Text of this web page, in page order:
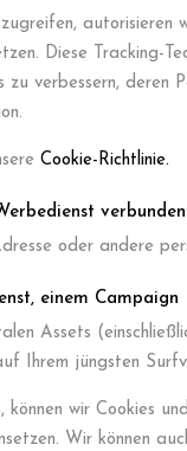
Diese
verbessern, deren
Cookie-Richtlinie.
verbunden
oder andere
einem
Assets
Ihrem jüngsten
wir Cookies
Wir können